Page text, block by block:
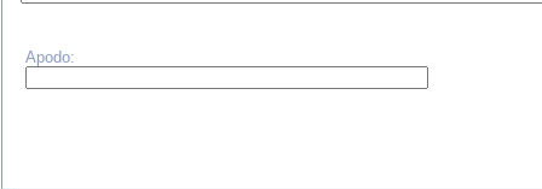
Apodo: